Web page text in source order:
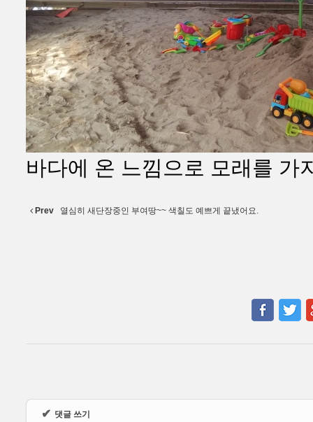
바다에 온 느낌으로 모래를 가
Prev 열심히 새단장중인 부여땅~~ 색칠도 예쁘게 끝냈어요.
✔ 댓글 쓰기